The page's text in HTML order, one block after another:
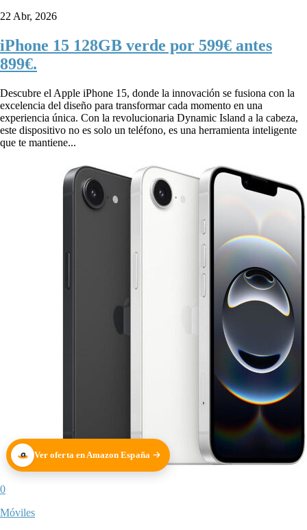
22 Abr, 2026
iPhone 15 128GB verde por 599€ antes
899€.
Descubre el Apple iPhone 15, donde la innovación se fusiona con la
excelencia del diseño para transformar cada momento en una
experiencia única. Con la revolucionaria Dynamic Island a la cabeza,
este dispositivo no es solo un teléfono, es una herramienta inteligente
que te mantiene...
Ver oferta en Amazon España
0
Móviles